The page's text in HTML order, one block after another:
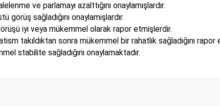
ve parlamayı azalttığını onaylamışlardır.
sağladığını onaylamışlardır.
iyi veya mükemmel olarak rapor etmişlerdir.
takıldıktan sonra mükemmel bir rahatlık sağladığını rapor
stabilite sağladığını onaylamaktadır.